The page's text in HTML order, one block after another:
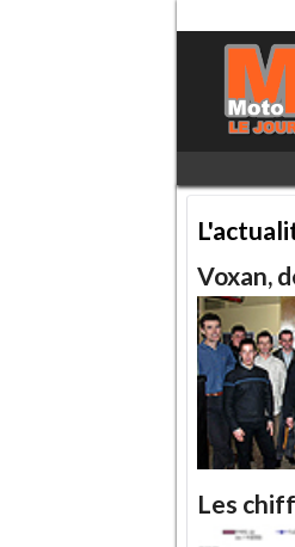
Voxan,
Les